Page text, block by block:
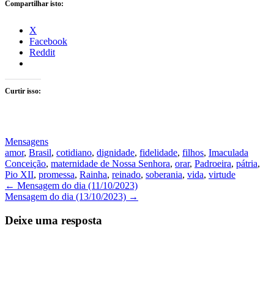
Compartilhar isto:
X
Facebook
Reddit
Curtir isso:
Mensagens
amor, Brasil, cotidiano, dignidade, fidelidade, filhos, Imaculada
Conceição, maternidade de Nossa Senhora, orar, Padroeira, pátria,
Pio XII, promessa, Rainha, reinado, soberania, vida, virtude
Navegação
de
Posts
← Mensagem do dia (11/10/2023)
Mensagem do dia (13/10/2023) →
Deixe uma resposta